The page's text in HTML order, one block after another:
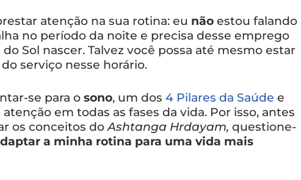
atenção na sua rotina: eu não estou falando
no período da noite e precisa desse emprego
Sol nascer. Talvez você possa até mesmo estar
serviço nesse horário.
se para o sono, um dos 4 Pilares da Saúde e
em todas as fases da vida. Por isso, antes
os conceitos doAshtanga Hrdayam, questione-
a minha rotina para uma vida mais